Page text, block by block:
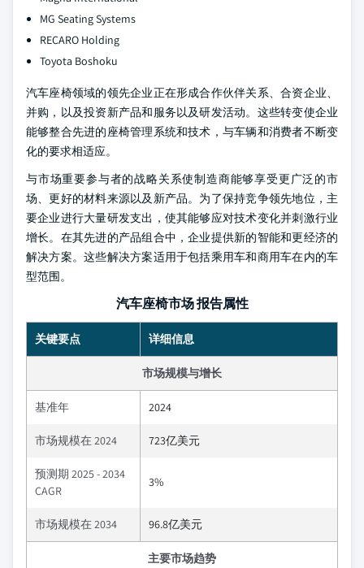
MG Seating Systems
RECARO Holding
Toyota Boshoku
汽车座椅领域的领先企业正在形成合作伙伴关系、合资企业、
并购，以及投资新产品和服务以及研发活动。这些转变使企业
能够整合先进的座椅管理系统和技术，与车辆和消费者不断变
化的要求相适应。
与市场重要参与者的战略关系使制造商能够享受更广泛的市
场、更好的材料来源以及新产品。为了保持竞争领先地位，主
要企业进行大量研发支出，使其能够应对技术变化并刺激行业
增长。在其先进的产品组合中，企业提供新的智能和更经济的
解决方案。这些解决方案适用于包括乘用车和商用车在内的车
型范围。
汽车座椅市场 报告属性
关键要点 详细信息
市场规模与增长
基准年 2024
市场规模在 2024 723亿美元
预测期 2025 - 2034
CAGR
3%
市场规模在 2034 96.8亿美元
主要市场趋势